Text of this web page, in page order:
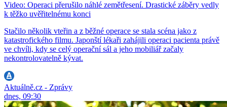
Video: Operaci přerušilo náhlé zemětřesení. Drastické záběry vedly
k těžko uvěřitelnému konci
Stačilo několik vteřin a z běžné operace se stala scéna jako z
katastrofického filmu. Japonští lékaři zahájili operaci pacienta právě
ve chvíli, kdy se celý operační sál a jeho mobiliář začaly
nekontrolovatelně kývat.
Aktuálně.cz - Zprávy
dnes, 09:30